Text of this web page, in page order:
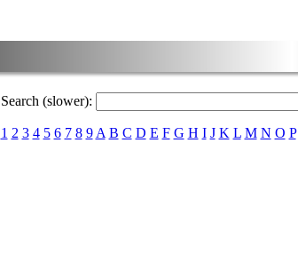
(slower):
1 2 3 4 5 6 7 8 9 A B C D E F G H I J K L M N O P